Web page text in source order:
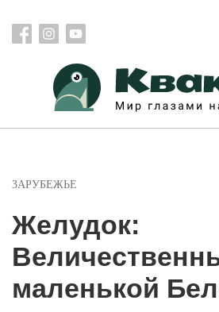
ЗАРУБЕЖЬЕ
Желудок:
маленькой